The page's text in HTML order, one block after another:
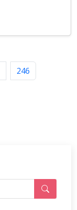
246